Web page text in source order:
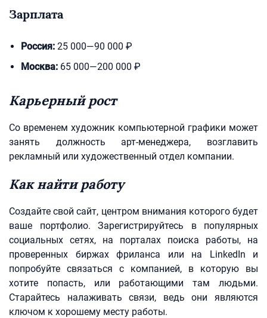
Зарплата
Россия: 25 000—90 000 ₽
Москва: 65 000—200 000 ₽
Карьерный рост
Со временем художник компьютерной графики может
занять должность арт-менеджера, возглавить
рекламный или художественный отдел компании.
Как найти работу
Создайте свой сайт, центром внимания которого будет
ваше портфолио. Зарегистрируйтесь в популярных
социальных сетях, на порталах поиска работы, на
проверенных биржах фриланса или на LinkedIn и
попробуйте связаться с компанией, в которую вы
хотите попасть, или работающими там людьми.
Старайтесь налаживать связи, ведь они являются
ключом к хорошему месту работы.